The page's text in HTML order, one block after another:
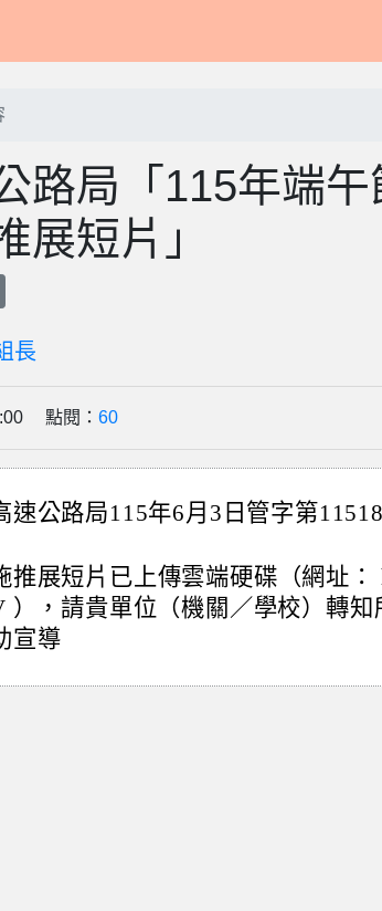
路局「115年端
展短片」
長
點閱： 60
速公路局115年6月3日管字第
推展短片已上傳雲端硬碟（網址：
），請貴單位（機關／學校）轉知
宣導